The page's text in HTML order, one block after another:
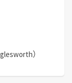
）